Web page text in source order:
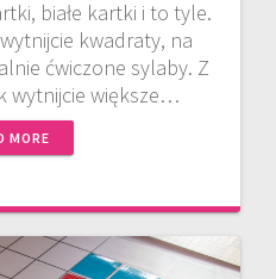
białe kartki i to tyle.
kwadraty, na
ćwiczone sylaby. Z
wytnijcie większe…
MORE